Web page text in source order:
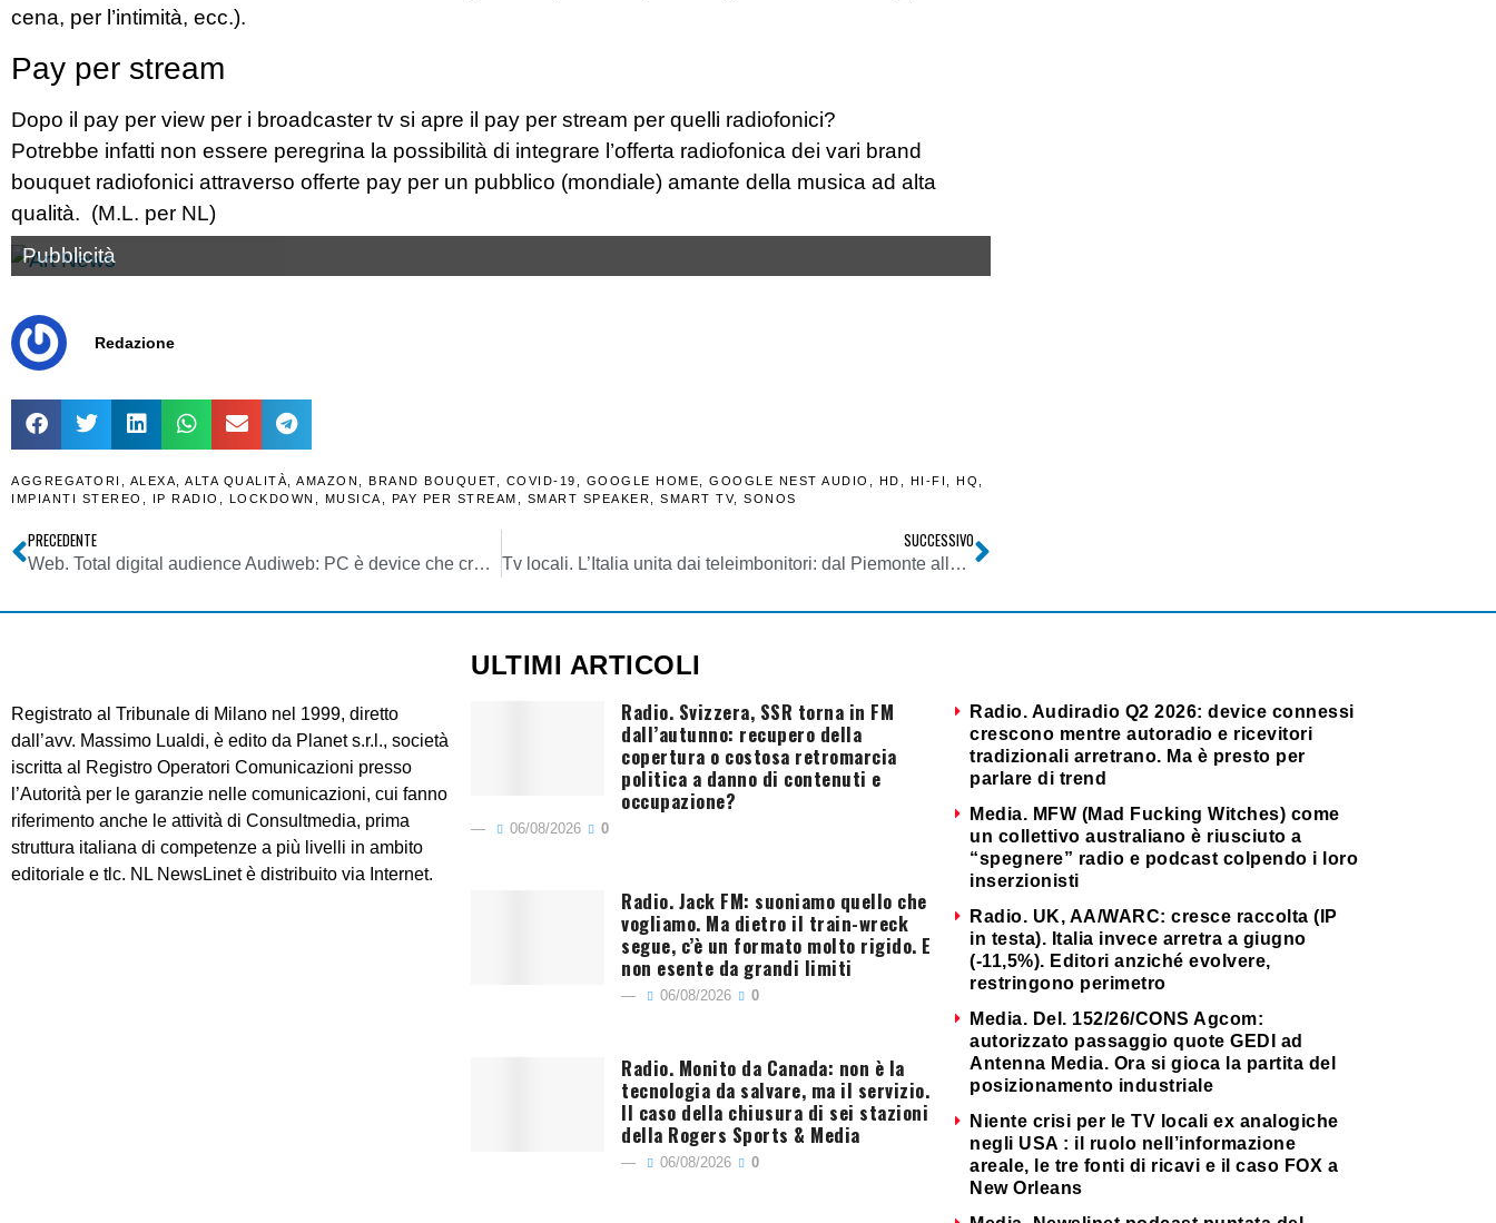
cena, per l’intimità, ecc.).
Pay per stream
Dopo il pay per view per i broadcaster tv si apre il pay per stream per quelli radiofonici?
Potrebbe infatti non essere peregrina la possibilità di integrare l’offerta radiofonica dei vari brand
bouquet radiofonici attraverso offerte pay per un pubblico (mondiale) amante della musica ad alta
qualità. (M.L. per NL)
Pubblicità
Redazione
AGGREGATORI ALEXA ALTA QUALITÀ AMAZON BRAND BOUQUET COVID-19 GOOGLE HOME GOOGLE NEST AUDIO HD HI-FI HQ
IMPIANTI STEREO
IP RADIO LOCKDOWN MUSICA PAY PER STREAM SMART SPEAKER SMART TV, SONOS
PRECEDENTE
Web. Total digital audience Audiweb: PC è device che cresce di più per accesso a web. +31% a settembre 2020
SUCCESSIVO
Tv locali. L’Italia unita dai teleimbonitori: dal Piemonte alla Sicilia secondo un modello che caratterizzò un’epoca
Registrato al Tribunale di Milano nel 1999, diretto
dall’avv. Massimo Lualdi, è edito da Planet s.r.l., società
iscritta al Registro Operatori Comunicazioni presso
l’Autorità per le garanzie nelle comunicazioni, cui fanno
riferimento anche le attività di Consultmedia, prima
struttura italiana di competenze a più livelli in ambito
editoriale e tlc. NL NewsLinet è distribuito via Internet.
ULTIMI ARTICOLI
Radio. Svizzera, SSR torna in FM
dall’autunno: recupero della
copertura o costosa retromarcia
politica a danno di contenuti e
occupazione?
06/08/2026 0
Radio. Jack FM: suoniamo quello che
vogliamo. Ma dietro il train-wreck
segue, c’è un formato molto rigido. E
non esente da grandi limiti
06/08/2026 0
Radio. Monito da Canada: non è la
tecnologia da salvare, ma il servizio.
Il caso della chiusura di sei stazioni
della Rogers Sports & Media
06/08/2026 0
Radio. Audiradio Q2 2026: device connessi
crescono mentre autoradio e ricevitori
tradizionali arretrano. Ma è presto per
parlare di trend
Media. MFW (Mad Fucking Witches) come
un collettivo australiano è riusciuto a
“spegnere” radio e podcast colpendo i loro
inserzionisti
Radio. UK, AA/WARC: cresce raccolta (IP
in testa). Italia invece arretra a giugno
(-11,5%). Editori anziché evolvere,
restringono perimetro
Media. Del. 152/26/CONS Agcom:
autorizzato passaggio quote GEDI ad
Antenna Media. Ora si gioca la partita del
posizionamento industriale
Niente crisi per le TV locali ex analogiche
negli USA : il ruolo nell’informazione
areale, le tre fonti di ricavi e il caso FOX a
New Orleans